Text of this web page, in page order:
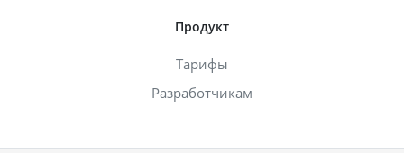
Продукт
Тарифы
Разработчикам